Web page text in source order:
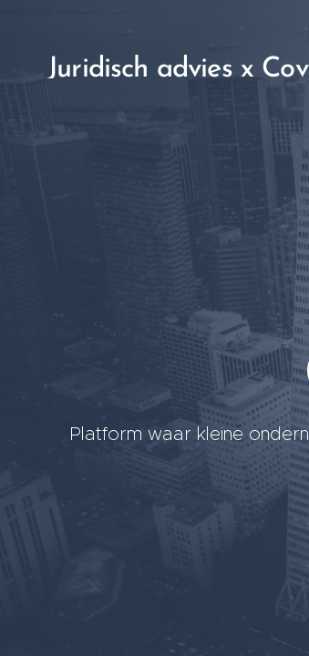
Juridisch advies x
Platform waar kleine